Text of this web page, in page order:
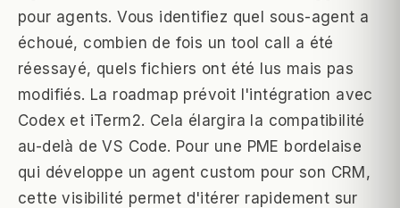
pour agents. Vous identifiez quel sous-agent a
échoué, combien de fois un tool call a été
réessayé, quels fichiers ont été lus mais pas
modifiés. La roadmap prévoit l'intégration avec
Codex et iTerm2. Cela élargira la compatibilité
au-delà de VS Code. Pour une PME bordelaise
qui développe un agent custom pour son CRM,
cette visibilité permet d'itérer rapidement sur